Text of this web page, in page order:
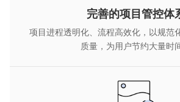
完善的项目管控体
项目进程透明化、流程高效化，以规范
质量，为用户节约大量时